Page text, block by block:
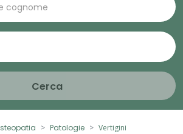
Cerca
Patologie Vertigini